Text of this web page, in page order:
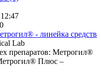
0
- линейка средств
Lab
препаратов: Метрогил®
Плюс –